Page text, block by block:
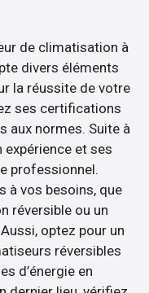
de climatisation à
divers éléments
la réussite de votre
ses certifications
aux normes. Suite à
expérience et ses
professionnel.
à vos besoins, que
réversible ou un
optez pour un
réversibles
d’énergie en